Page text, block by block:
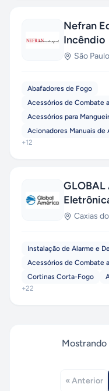
Nefran
Incêndio
São Paulo
Abafadores de Fogo
Acessórios de Combate
Acessórios para
Acionadores Manuais de
+12
GLOBAL
Caxias
Instalação de Alarme e
Acessórios de Combate
Cortinas Corta-Fogo
+22
Mostrando
« Anterior